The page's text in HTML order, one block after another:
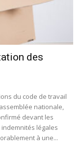
des
du code de travail
nationale,
devant les
légales
à une...